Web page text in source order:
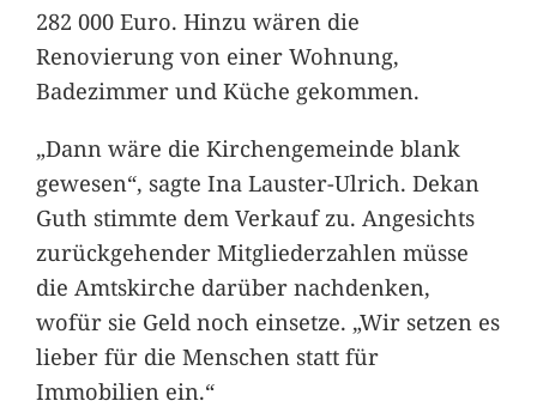
282 000 Euro. Hinzu wären die
Renovierung von einer Wohnung,
Badezimmer und Küche gekommen.
„Dann wäre die Kirchengemeinde blank
gewesen“, sagte Ina Lauster-Ulrich. Dekan
Guth stimmte dem Verkauf zu. Angesichts
zurückgehender Mitgliederzahlen müsse
die Amtskirche darüber nachdenken,
wofür sie Geld noch einsetze. „Wir setzen es
lieber für die Menschen statt für
Immobilien ein.“